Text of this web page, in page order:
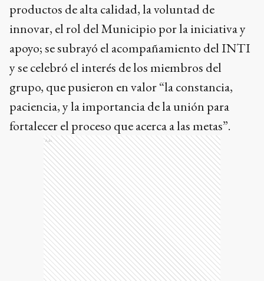
productos de alta calidad, la voluntad de
innovar, el rol del Municipio por la iniciativa y
apoyo; se subrayó el acompañamiento del INTI
y se celebró el interés de los miembros del
grupo, que pusieron en valor “la constancia,
paciencia, y la importancia de la unión para
fortalecer el proceso que acerca a las metas”.
Ads